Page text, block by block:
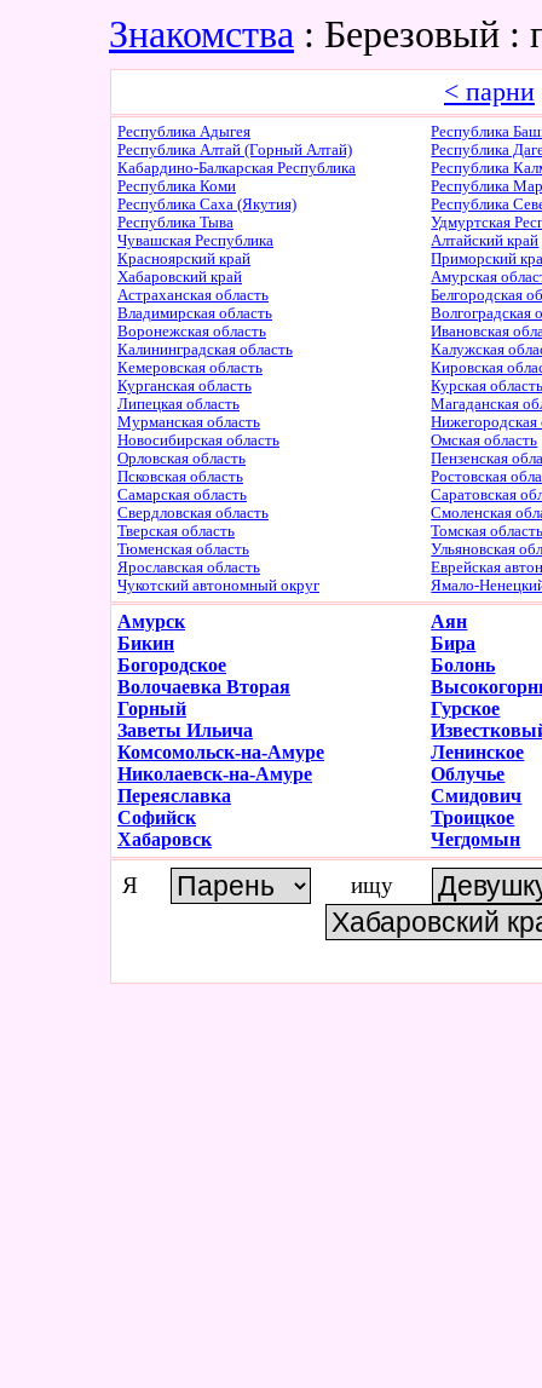
Знакомства : Березовый
< парни
Республика Адыгея
Республика
Республика Алтай (Горный Алтай)
Республика
Кабардино-Балкарская Республика
Республика
Республика Коми
Республика
Республика Саха (Якутия)
Республика
Республика Тыва
Удмуртская
Чувашская Республика
Алтайский край
Красноярский край
Приморский
Хабаровский край
Амурская
Астраханская область
Белгородская
Владимирская область
Волгоградская
Воронежская область
Ивановская
Калининградская область
Калужская
Кемеровская область
Кировская
Курганская область
Курская
Липецкая область
Магаданская
Мурманская область
Нижегородская
Новосибирская область
Омская область
Орловская область
Пензенская
Псковская область
Ростовская
Самарская область
Саратовская
Свердловская область
Смоленская
Тверская область
Томская
Тюменская область
Ульяновская
Ярославская область
Еврейская
Чукотский автономный округ
Ямало-
Амурск
Аян
Бикин
Бира
Богородское
Болонь
Волочаевка Вторая
Горный
Гурское
Заветы Ильича
Комсомольск-на-Амуре
Ленинское
Николаевск-на-Амуре
Облучье
Переяславка
Смидович
Софийск
Троицкое
Хабаровск
Чегдомын
Я ищу